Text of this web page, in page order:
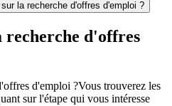
la recherche d'offres d'emploi ?
recherche d'offres
d'emploi ?Vous trouverez les
sur l'étape qui vous intéresse